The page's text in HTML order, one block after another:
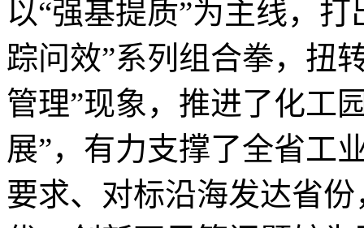
以“强基提质”为主线，
踪问效”系列组合拳，扭
管理”现象，推进了化工
展”，有力支撑了全省工
要求、对标沿海发达省